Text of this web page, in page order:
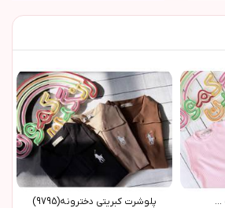
پلوشرت کبریتی دخترونه(9795)